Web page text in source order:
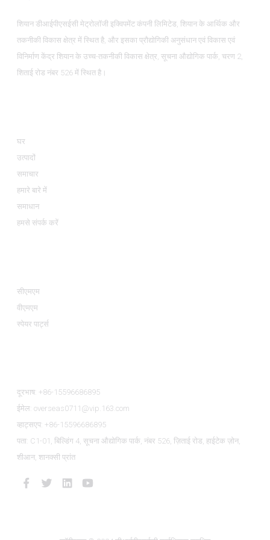
शियान डीआईपीएसईसी मेट्रोलॉजी इक्विपमेंट कंपनी लिमिटेड, शियान के आर्थिक और
तकनीकी विकास क्षेत्र में स्थित है, और इसका प्रौद्योगिकी अनुसंधान एवं विकास एवं
विनिर्माण केंद्र शियान के उच्च-तकनीकी विकास क्षेत्र, सूचना औद्योगिक पार्क, चरण 2,
शिताई रोड नंबर 526 में स्थित है।
घर
उत्पादों
समाचार
हमारे बारे में
समाधान
हमसे संपर्क करें
सीएमएम
वीएमएम
स्पेयर पार्ट्स
दूरभाष: +86-15596686895
ईमेल: overseas0711@vip.163.com
व्हाट्सएप: +86-15596686895
पता: C1-01, बिल्डिंग 4, सूचना औद्योगिक पार्क, नंबर 526, ज़िताई रोड, हाईटेक ज़ोन,
शीआन, शानक्सी प्रांत